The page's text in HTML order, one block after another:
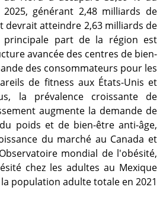
générant 2,48 milliards de
devrait atteindre 2,63 milliards de
principale part de la région est
avancée des centres de bien-
des consommateurs pour les
de fitness aux États-Unis et
la prévalence croissante de
augmente la demande de
poids et de bien-être anti-âge,
du marché au Canada et
mondial de l'obésité,
chez les adultes au Mexique
la population adulte totale en 2021